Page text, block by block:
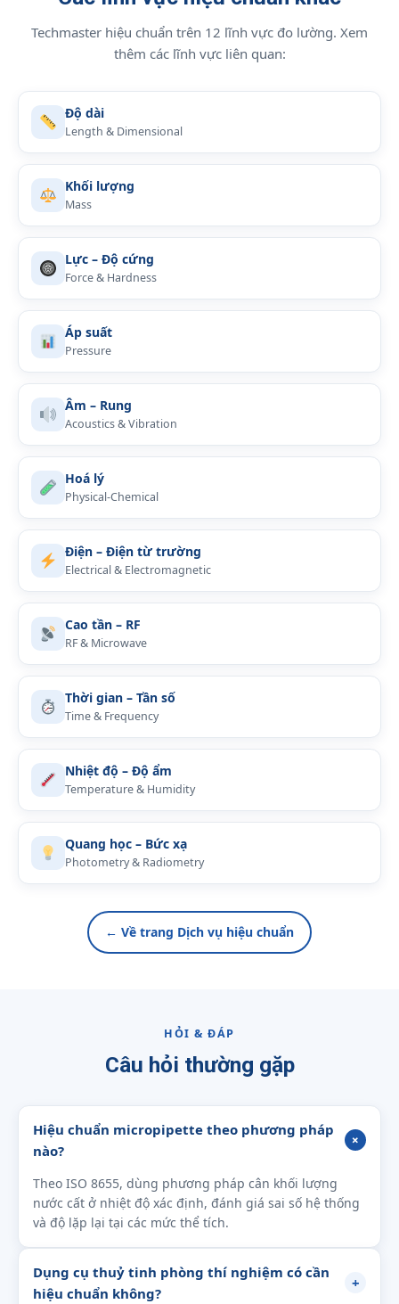
Techmaster hiệu chuẩn trên 12 lĩnh vực đo lường. Xem
thêm các lĩnh vực liên quan:
Độ dài
Length & Dimensional
Khối lượng
Mass
Lực – Độ cứng
Force & Hardness
Áp suất
Pressure
Âm – Rung
Acoustics & Vibration
Hoá lý
Physical-Chemical
Điện – Điện từ trường
Electrical & Electromagnetic
Cao tần – RF
RF & Microwave
Thời gian – Tần số
Time & Frequency
Nhiệt độ – Độ ẩm
Temperature & Humidity
Quang học – Bức xạ
Photometry & Radiometry
← Về trang Dịch vụ hiệu chuẩn
HỎI & ĐÁP
Câu hỏi thường gặp
Hiệu chuẩn micropipette theo phương pháp
nào?
+
Theo ISO 8655, dùng phương pháp cân khối lượng
nước cất ở nhiệt độ xác định, đánh giá sai số hệ thống
và độ lặp lại tại các mức thể tích.
Dụng cụ thuỷ tinh phòng thí nghiệm có cần
hiệu chuẩn không?
+